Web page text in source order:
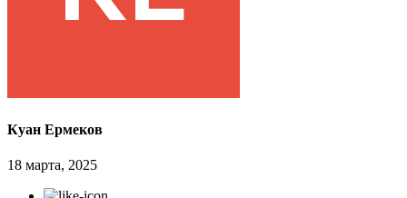
Куан Ермеков
18 марта, 2025